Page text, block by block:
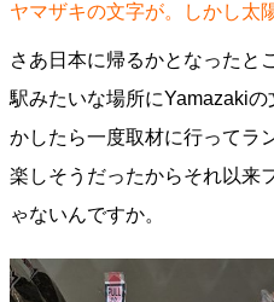
ヤマザキの文字が。しかし太
さあ日本に帰るかとなったと
駅みたいな場所にYamazaki
かしたら一度取材に行ってラ
楽しそうだったからそれ以来
ゃないんですか。